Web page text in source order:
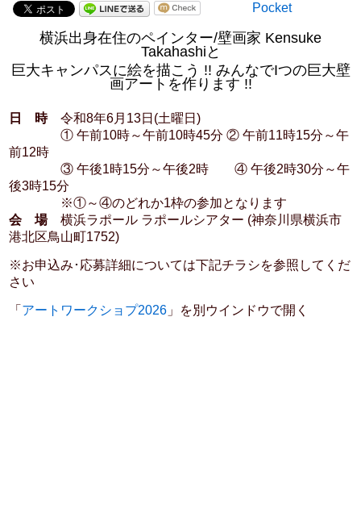
Pocket
横浜出身在住のペインター/壁画家 Kensuke
Takahashiと
巨大キャンパスに絵を描こう !! みんなでIつの巨大壁
画アートを作ります !!
日 時令和8年6月13日(土曜日)
① 午前10時～午前10時45分 ② 午前11時15分～午
前12時
③ 午後1時15分～午後2時 ④ 午後2時30分～午
後3時15分
※①～④のどれか1枠の参加となります
会 場横浜ラポール ラポールシアター (神奈川県横浜市
港北区鳥山町1752)
※お申込み･応募詳細については下記チラシを参照してくだ
さい
「 アートワークショプ2026 」を別ウインドウで開く